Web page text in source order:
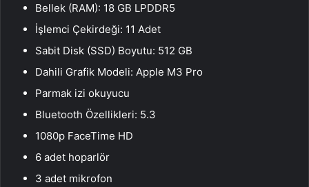
Bellek (RAM): 18 GB LPDDR5
İşlemci Çekirdeği: 11 Adet
Sabit Disk (SSD) Boyutu: 512 GB
Dahili Grafik Modeli: Apple M3 Pro
Parmak izi okuyucu
Bluetooth Özellikleri: 5.3
1080p FaceTime HD
6 adet hoparlör
3 adet mikrofon